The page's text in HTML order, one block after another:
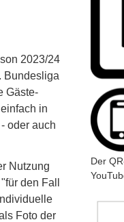
2023/24
Bundesliga
Gäste-
in
oder auch
Nutzung
den Fall
Foto der
Der